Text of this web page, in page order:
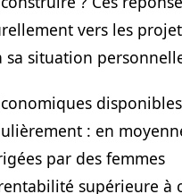
vers les
sa situation
: en
par des femmes
supérieure à